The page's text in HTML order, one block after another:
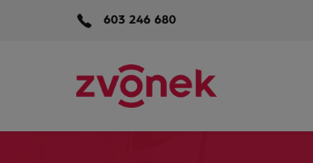
603 246 680